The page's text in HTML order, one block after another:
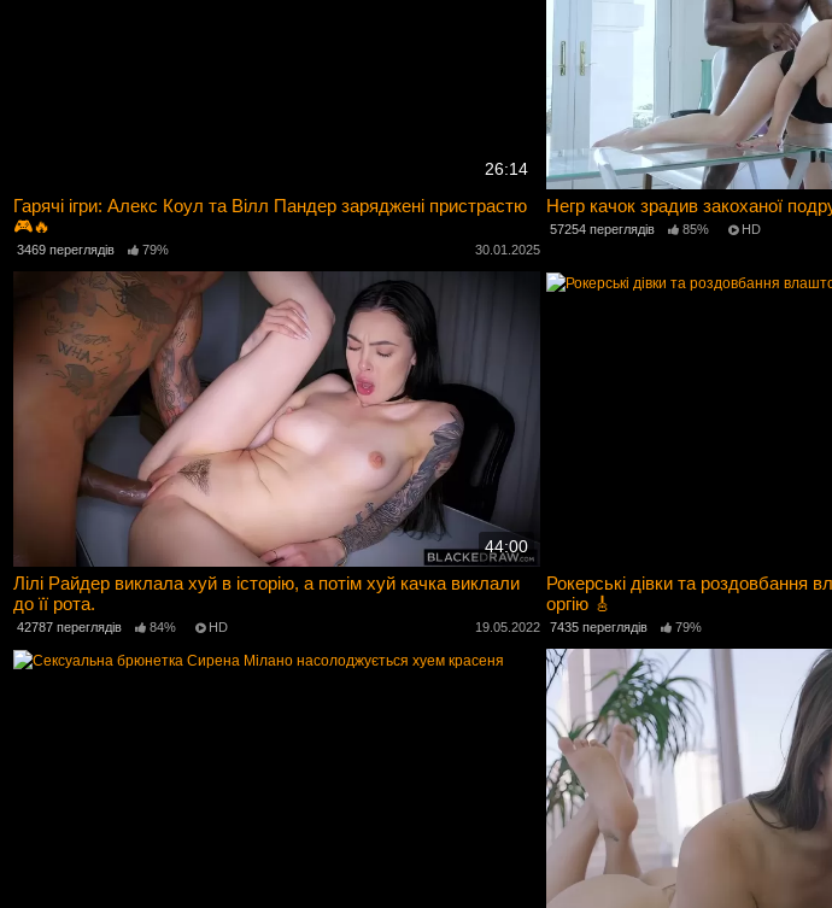
26:14
Гарячі ігри: Алекс Коул та Вілл Пандер заряджені пристрастю
🎮🔥
3469 переглядів 79% 30.01.2025
Негр качок зрадив закоханої
57254 переглядів 85% HD
44:00
Лілі Райдер виклала хуй в історію, а потім хуй качка виклали
до її рота.
42787 переглядів 84% HD 19.05.2022
Рокерські дівки та роздовбання
оргію 🎸
7435 переглядів 79%